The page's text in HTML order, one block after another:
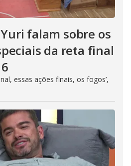
falam sobre os
da reta final
essas ações finais, os fogos’,